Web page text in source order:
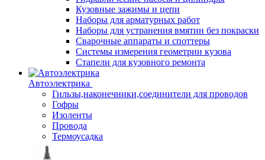
Кузовные зажимы и цепи
Наборы для арматурных работ
Наборы для устранения вмятин без покраски
Сварочные аппараты и споттеры
Системы измерения геометрии кузова
Стапели для кузовного ремонта
Автоэлектрика
Гильзы,наконечники,соединители для проводов
Гофры
Изоленты
Провода
Термоусадка